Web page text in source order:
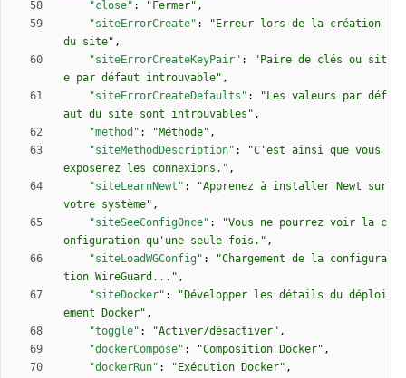
"close" : "Fermer" ,
"siteErrorCreate" :
"Erreur lors de la création
du site" ,
"siteErrorCreateKeyPair" :
"Paire de clés ou sit
e par défaut introuvable" ,
"siteErrorCreateDefaults" :
"Les valeurs par déf
aut du site sont introuvables" ,
"method" : "Méthode" ,
"siteMethodDescription" :
"C'est ainsi que vous
exposerez les connexions." ,
"siteLearnNewt" :
"Apprenez à installer Newt sur
votre système" ,
"siteSeeConfigOnce" :
"Vous ne pourrez voir la c
onfiguration qu'une seule fois." ,
"siteLoadWGConfig" :
"Chargement de la configura
tion WireGuard..." ,
"siteDocker" :
"Développer les détails du déploi
ement Docker" ,
"toggle" : "Activer/désactiver" ,
"dockerCompose" : "Composition Docker" ,
"dockerRun" : "Exécution Docker" ,